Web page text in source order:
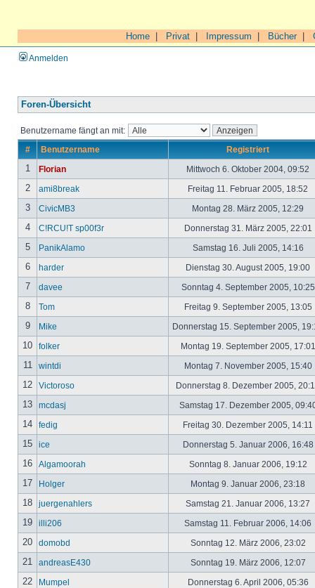
Home Privat Impressum Bücher|
Anmelden
Foren-Übersicht
Benutzername fängt an mit:
# Benutzername Registriert
1 Florian Mittwoch 6. Oktober 2004, 09:52
2 ami8break Freitag 11. Februar 2005, 18:52
3 CivicMB3 Montag 28. März 2005, 12:29
4 C!RCU!T sp00f3r Donnerstag 31. März 2005, 22:01
5 PanikAlamo Samstag 16. Juli 2005, 14:16
6 harder Dienstag 30. August 2005, 19:00
7 davee Sonntag 4. September 2005,
8 Tom Freitag 9. September 2005, 13:05
9 Mike Donnerstag 15. September 2005,
10 folker Montag 19. September 2005,
11 wintdi Montag 7. November 2005, 15:40
12 Victoroso Donnerstag 8. Dezember 2005,
13 mcdasj Samstag 17. Dezember 2005,
14 fedig Freitag 30. Dezember 2005, 14:11
15 ice Donnerstag 5. Januar 2006, 16:48
16 Algamoorah Sonntag 8. Januar 2006, 19:12
17 Holger Montag 9. Januar 2006, 23:18
18 juergenahlers Samstag 21. Januar 2006, 13:27
19 illi206 Samstag 11. Februar 2006, 14:06
20 domobd Sonntag 12. März 2006, 23:02
21 andreasE430 Sonntag 19. März 2006, 12:07
22 Mumpel Donnerstag 6. April 2006, 05:36